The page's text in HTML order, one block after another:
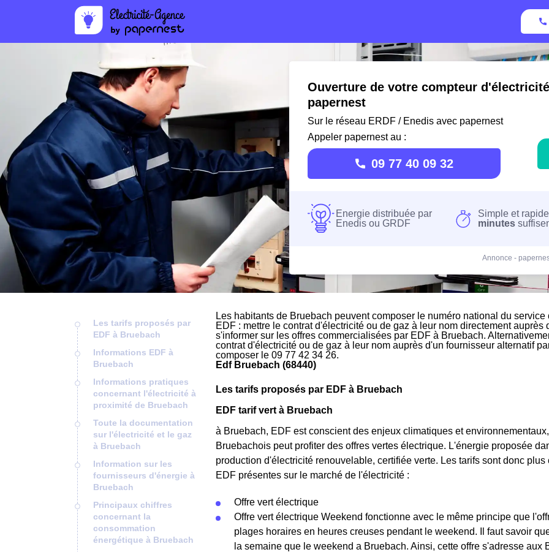
Ouverture de votre compteur
papernest
Sur le réseau ERDF / Enedis avec papernest
Appeler papernest au :
09 77 40 09 32
Energie distribuée par
Enedis ou GRDF
Simple et
minutes
Annonce -
Les tarifs proposés par
EDF à Bruebach
Informations EDF à
Bruebach
Informations pratiques
concernant l'électricité à
proximité de Bruebach
Toute la documentation
sur l'électricité et le gaz
à Bruebach
Information sur les
fournisseurs d'énergie à
Bruebach
Principaux chiffres
concernant la
consommation
énergétique à Bruebach
Les habitants de Bruebach peuvent composer le numéro national du
EDF : mettre le contrat d'électricité ou de gaz à leur nom directement auprès
s'informer sur les offres commercialisées par EDF à Bruebach.
contrat d'électricité ou de gaz à leur nom auprès d'un fournisseur alternatif
composer le 09 77 42 34 26.
Edf Bruebach (68440)
Les tarifs proposés par EDF à Bruebach
EDF tarif vert à Bruebach
à Bruebach, EDF est conscient des enjeux climatiques et
Bruebachois peut profiter des offres vertes électrique. L'énergie proposée
production d'électricité renouvelable, certifiée verte. Les tarifs sont donc
EDF présentes sur le marché de l'électricité :
Offre vert électrique
Offre vert électrique Weekend fonctionne avec le même principe que
plages horaires en heures creuses pendant le weekend. Il faut savoir
la semaine que le weekend a Bruebach. Ainsi, cette offre s'adresse